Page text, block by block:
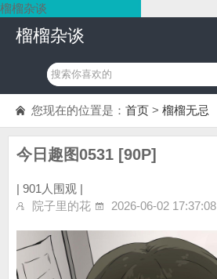
榴榴杂谈
榴榴杂谈
您现在的位置是： 首页 > 榴榴无忌
今日趣图0531 [90P]
| 901人围观 |
院子里的花
2026-06-02 17:37:08